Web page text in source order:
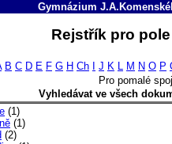
Gymnázium
Rejstřík pro
B C D E F G H Ch J K L M N O P
Pro pomalé
Vyhledávat ve všech
(1)
(1)
(2)